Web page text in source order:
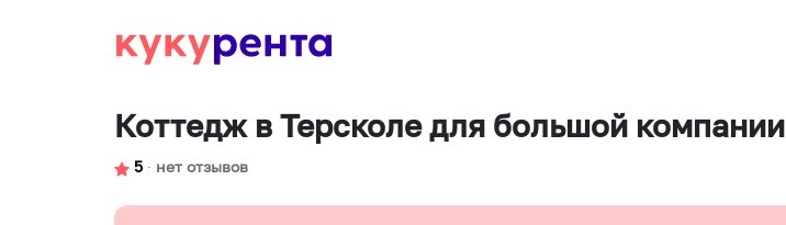
Коттедж в Терсколе для большой компании
5 ∙ нет отзывов